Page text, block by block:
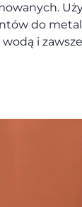
do
i